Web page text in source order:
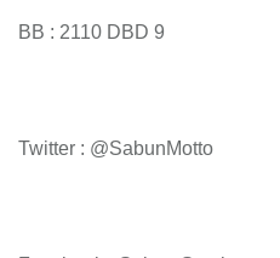
BB : 2110 DBD 9
Twitter : @SabunMotto